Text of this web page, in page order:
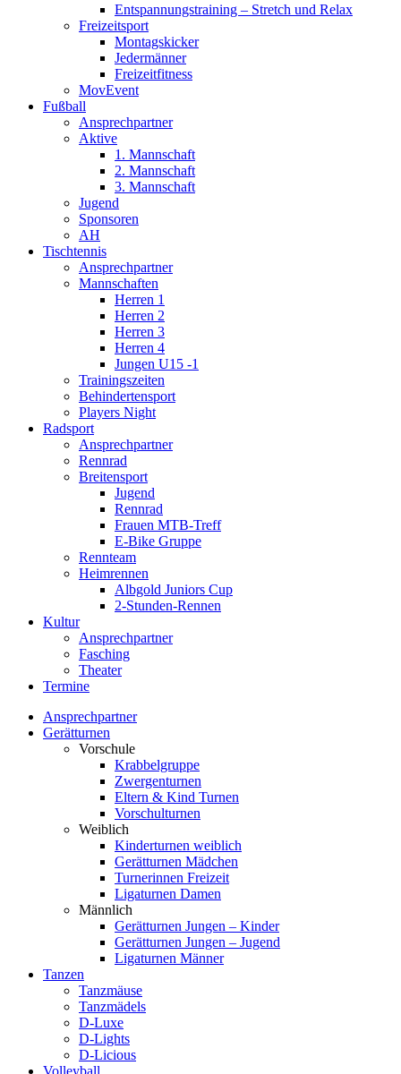
Entspannungstraining – Stretch und Relax
Freizeitsport
Montagskicker
Jedermänner
Freizeitfitness
MovEvent
Fußball
Ansprechpartner
Aktive
1. Mannschaft
2. Mannschaft
3. Mannschaft
Jugend
Sponsoren
AH
Tischtennis
Ansprechpartner
Mannschaften
Herren 1
Herren 2
Herren 3
Herren 4
Jungen U15 -1
Trainingszeiten
Behindertensport
Players Night
Radsport
Ansprechpartner
Rennrad
Breitensport
Jugend
Rennrad
Frauen MTB-Treff
E-Bike Gruppe
Rennteam
Heimrennen
Albgold Juniors Cup
2-Stunden-Rennen
Kultur
Ansprechpartner
Fasching
Theater
Termine
Ansprechpartner
Gerätturnen
Vorschule
Krabbelgruppe
Zwergenturnen
Eltern & Kind Turnen
Vorschulturnen
Weiblich
Kinderturnen weiblich
Gerätturnen Mädchen
Turnerinnen Freizeit
Ligaturnen Damen
Männlich
Gerätturnen Jungen – Kinder
Gerätturnen Jungen – Jugend
Ligaturnen Männer
Tanzen
Tanzmäuse
Tanzmädels
D-Luxe
D-Lights
D-Licious
Volleyball